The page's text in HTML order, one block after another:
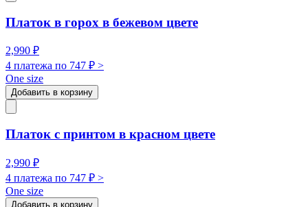
Платок в горох в бежевом цвете
2,990 ₽
4 платежа по 747 ₽ >
One size
Добавить в корзину
Платок с принтом в красном цвете
2,990 ₽
4 платежа по 747 ₽ >
One size
Добавить в корзину